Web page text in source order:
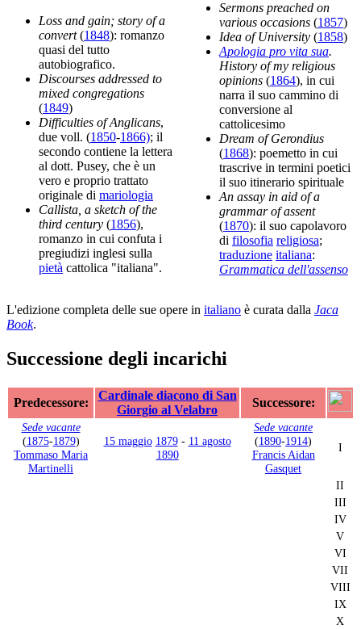
Loss and gain; story of a
convert(1848): romanzo
quasi del tutto
autobiografico.
Discourses addressed to
mixed congregations
(1849)
Difficulties of Anglicans,
due voll. (1850-1866); il
secondo contiene la lettera
al dott. Pusey, che è un
vero e proprio trattato
originale di mariologia
Callista, a sketch of the
third century (1856),
romanzo in cui confuta i
pregiudizi inglesi sulla
pietà cattolica "italiana".
Sermons preached on
various occasions (1857)
Idea of University (1858)
Apologia pro vita sua.
History of my religious
opinions (1864), in cui
narra il suo cammino di
conversione al
cattolicesimo
Dream of Gerondius
(1868): poemetto in cui
trascrive in termini poetici
il suo itinerario spirituale
An assay in aid of a
grammar of assent
(1870): il suo capolavoro
di filosofia religiosa;
traduzione italiana:
Grammatica dell'assenso
L'edizione completa delle sue opere in italiano è curata dalla Jaca
Book.
Successione degli incarichi
Predecessore:
Cardinale diacono di San
Giorgio al Velabro
Successore:
Sede vacante
(1875-1879)
Tommaso Maria
Martinelli
15 maggio 1879- 11 agosto
1890
Sede vacante
(1890-1914)
Francis Aidan
Gasquet
I
II
III
IV
V
VI
VII
VIII
IX
X